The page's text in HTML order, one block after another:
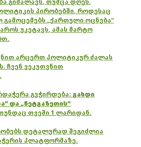
გიმალავს, თუმცა დღეს,
პირობებში, როდესაც
„ქართული ოცნება“
უკეტავს, ამას მარტო
არცერთ პოლიტიკურ ძალას
ჩვენ ვეკუთვნით
გვჭირდება: გახდი
და „ნეტგაზეთის“
თვეში 1 ლარიდან.
დეტალურად შეგიძლია
პლატფორმაზე.